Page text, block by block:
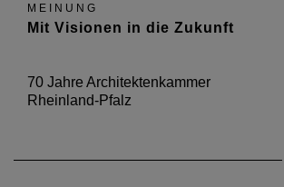
MEINUNG
Mit Visionen in die Zukunft
70 Jahre Architektenkammer
Rheinland-Pfalz